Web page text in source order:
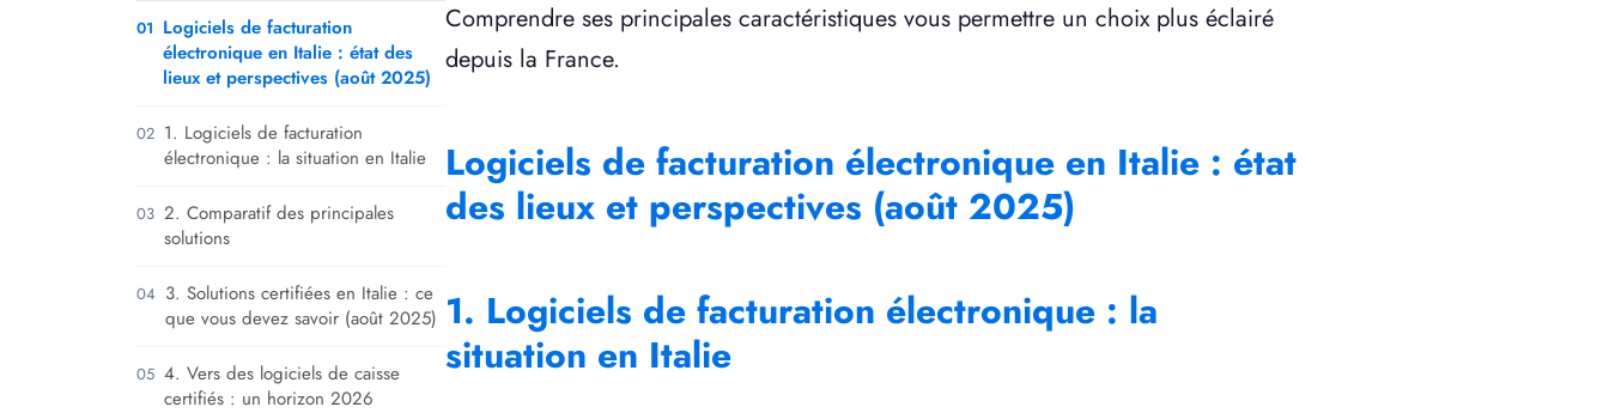
01 Logiciels de facturation
électronique en Italie : état des
lieux et perspectives (août 2025)
02 1. Logiciels de facturation
électronique : la situation en Italie
03 2. Comparatif des principales
solutions
04 3. Solutions certifiées en Italie : ce
que vous devez savoir (août 2025)
05 4. Vers des logiciels de caisse
certifiés : un horizon 2026
Comprendre ses principales caractéristiques vous permettre un choix plus éclairé
depuis la France.
Logiciels de facturation électronique en Italie : état
des lieux et perspectives (août 2025)
1. Logiciels de facturation électronique : la
situation en Italie